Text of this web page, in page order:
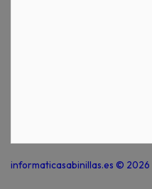
informaticasabinillas.es © 2026